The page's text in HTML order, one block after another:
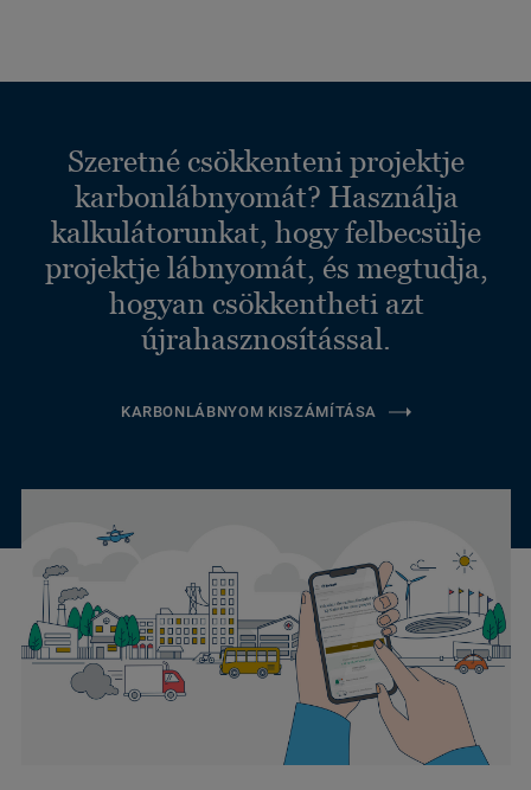
Szeretné csökkenteni projektje
karbonlábnyomát? Használja
kalkulátorunkat, hogy felbecsülje
projektje lábnyomát, és megtudja,
hogyan csökkentheti azt
újrahasznosítással.
KARBONLÁBNYOM KISZÁMÍTÁSA